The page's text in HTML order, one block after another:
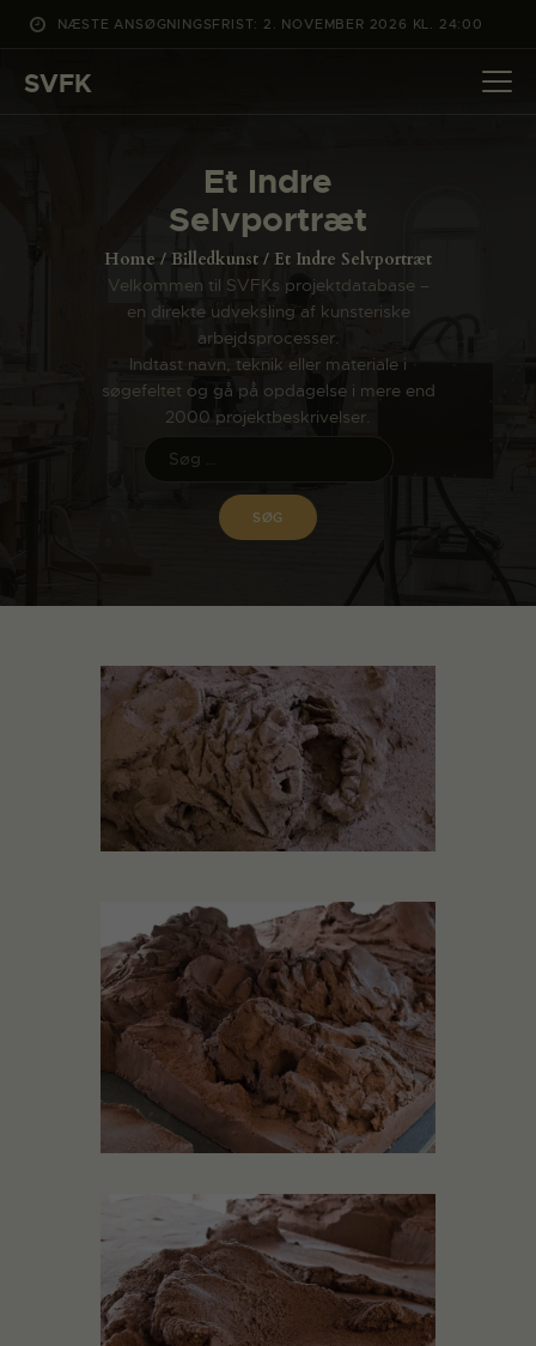
NÆSTE ANSØGNINGSFRIST: 2. NOVEMBER 2026 KL. 24:00
SVFK
Et Indre
Selvportræt
Home Billedkunst Et Indre Selvportræt
Velkommen til SVFKs projektdatabase –
en direkte udveksling af kunsteriske
arbejdsprocesser.
Indtast navn, teknik eller materiale i
søgefeltet og gå på opdagelse i mere end
2000 projektbeskrivelser.
DET SKER
PROJEKTER
ANSØG
OM SVFK
ENGLISH